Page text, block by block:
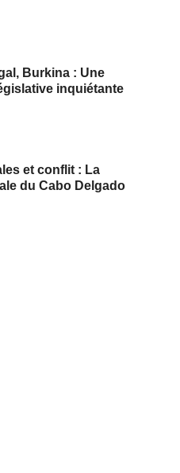
Burkina : Une
inquiétante
et conflit : La
du Cabo Delgado